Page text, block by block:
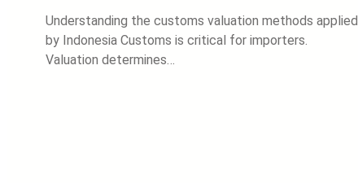
Understanding the customs valuation methods applied
by Indonesia Customs is critical for importers.
Valuation determines…